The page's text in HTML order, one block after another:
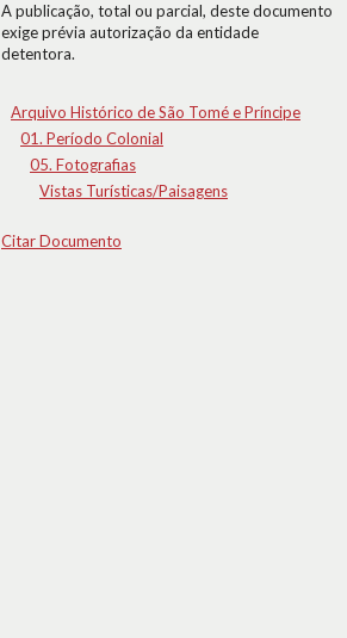
A publicação, total ou parcial, deste documento
exige prévia autorização da entidade
detentora.
Arquivo Histórico de São Tomé e Príncipe
01. Período Colonial
05. Fotografias
Vistas Turísticas/Paisagens
Citar Documento